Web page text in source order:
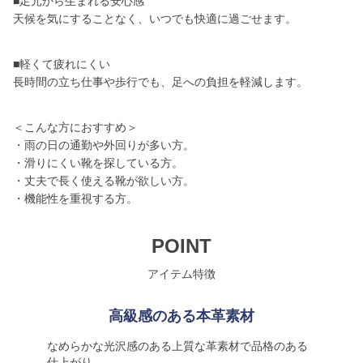
天候を気にすることなく、いつでも快適に過ごせます。
■軽くて疲れにくい
長時間の立ち仕事や歩行でも、足への負担を軽減します。
＜こんな方におすすめ＞
・雨の日の通勤や外回りが多い方。
・滑りにくい靴を探している方。
・丈夫で長く使える靴が欲しい方。
・機能性を重視する方。
POINT
アイテム特徴
高級感のある本革素材
なめらかな光沢感のある上質な革素材で品格のある